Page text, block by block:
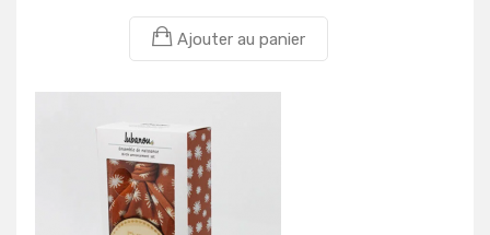
Ajouter au panier